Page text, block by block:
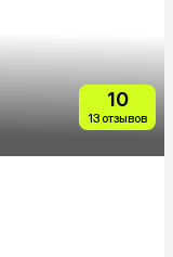
10
13 отзывов